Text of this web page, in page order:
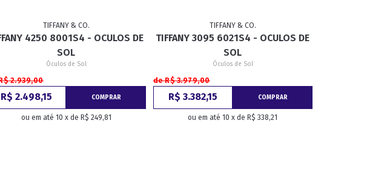
BORBOLETA CAÇADOR GATINHO
TIFFANY & CO.
4250 8001S4 - OCULOS DE
SOL
Óculos de Sol
2.939,00
R$ 2.498,15 COMPRAR
ou em até 10 x de R$ 249,81
TIFFANY & CO.
TIFFANY 3095 6021S4 - OCULOS DE
SOL
Óculos de Sol
de R$ 3.979,00
R$ 3.382,15 COMPRAR
ou em até 10 x de R$ 338,21